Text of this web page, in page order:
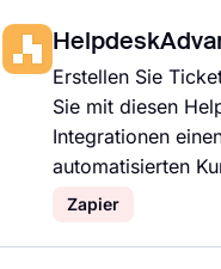
Erstellen Sie
Sie mit diesen
Integrationen
automatisierten
Zapier